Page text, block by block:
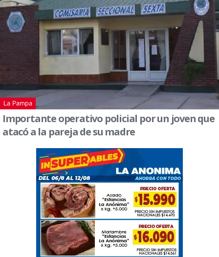
La Pampa
Importante operativo policial por un joven que
atacó a la pareja de su madre